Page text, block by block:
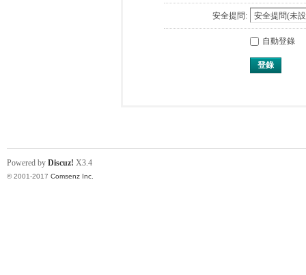
安全提問:
自動登錄
登錄
Powered by Discuz! X3.4
© 2001-2017 Comsenz Inc.